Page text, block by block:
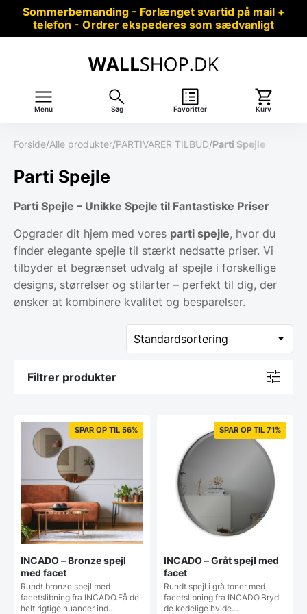
Sommerbemanding - Forlænget svartid på mail +
telefon - Ordrer ekspederes som sædvanligt
Menu Søg Favoritter Kurv
Forside/Alle produkter/PARTIVARER TILBUD/Parti Spejle
Parti Spejle
Parti Spejle – Unikke Spejle til Fantastiske Priser
Opgrader dit hjem med vores parti spejle, hvor du
finder elegante spejle til stærkt nedsatte priser. Vi
tilbyder et begrænset udvalg af spejle i forskellige
designs, størrelser og stilarter – perfekt til dig, der
ønsker at kombinere kvalitet og besparelser.
Filtrer produkter
SPAR OP TIL 56%
INCADO – Bronze spejl
med facet
Rundt bronze spejl med
facetslibning fra INCADO.Få de
helt rigtige nuancer ind…
SPAR OP TIL 71%
INCADO – Gråt spejl med
facet
Rundt spejl i grå toner med
facetslibning fra INCADO.Bryd
de kedelige hvide…